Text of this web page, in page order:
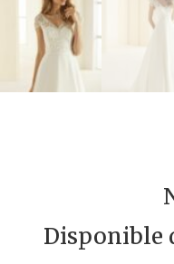
Disponible